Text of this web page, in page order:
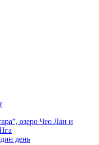
озеро Чео Лан и
день